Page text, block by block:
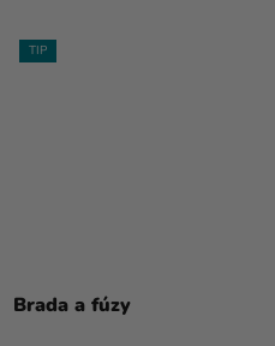
TIP
Brada a fúzy